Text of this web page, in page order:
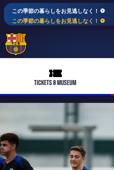
この季節の暮らしをお見逃しなく！ ⚽️
この季節の暮らしをお見逃しなく！ ⚽️
ticket-full
TICKETS & MUSEUM
plusicon
label.aria.plus
PLUSICON
LABEL.ARIA.PLUS
トップチーム